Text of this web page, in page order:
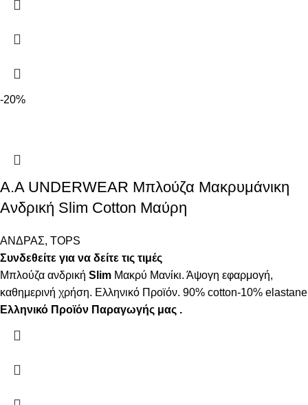
-20%
A.A UNDERWEAR Μπλούζα Μακρυμάνικη
Ανδρική Slim Cotton Μαύρη
ΑΝΔΡΑΣ, TOPS
Συνδεθείτε για να δείτε τις τιμές
Μπλούζα ανδρική Slim Μακρύ Μανίκι. Άψογη εφαρμογή,
καθημερινή χρήση. Ελληνικό Προϊόν. 90% cotton-10% elastane
Ελληνικό Προϊόν Παραγωγής μας .